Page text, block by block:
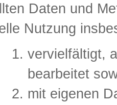
Daten und
Nutzung
vervielfältigt,
bearbeitet
mit eigenen